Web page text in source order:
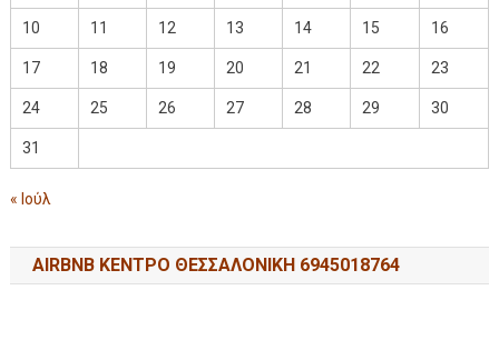
10 11 12 13 14 15 16
17 18 19 20 21 22 23
24 25 26 27 28 29 30
31
« Ιούλ
AIRBNB ΚΕΝΤΡΟ ΘΕΣΣΑΛΟΝΙΚΗ 6945018764